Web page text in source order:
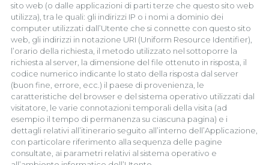
sito web (o dalle applicazioni di parti terze che questo sito web
utilizza), tra le quali: gli indirizzi IP o i nomi a dominio dei
computer utilizzati dall’Utente che si connette con questo sito
web, gli indirizzi in notazione URI (Uniform Resource Identifier),
l’orario della richiesta, il metodo utilizzato nel sottoporre la
richiesta al server, la dimensione del file ottenuto in risposta, il
codice numerico indicante lo stato della risposta dal server
(buon fine, errore, ecc.) il paese di provenienza, le
caratteristiche del browser e del sistema operativo utilizzati dal
visitatore, le varie connotazioni temporali della visita (ad
esempio il tempo di permanenza su ciascuna pagina) e i
dettagli relativi all’itinerario seguito all’interno dell’Applicazione,
con particolare riferimento alla sequenza delle pagine
consultate, ai parametri relativi al sistema operativo e